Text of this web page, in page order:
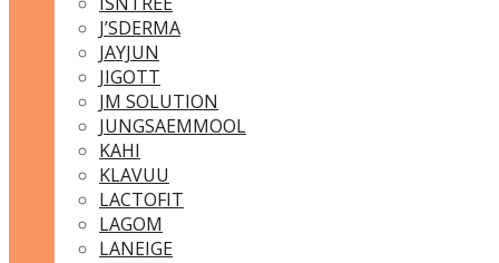
J’SDERMA
JAYJUN
JIGOTT
JM SOLUTION
JUNGSAEMMOOL
KAHI
KLAVUU
LACTOFIT
LAGOM
LANEIGE